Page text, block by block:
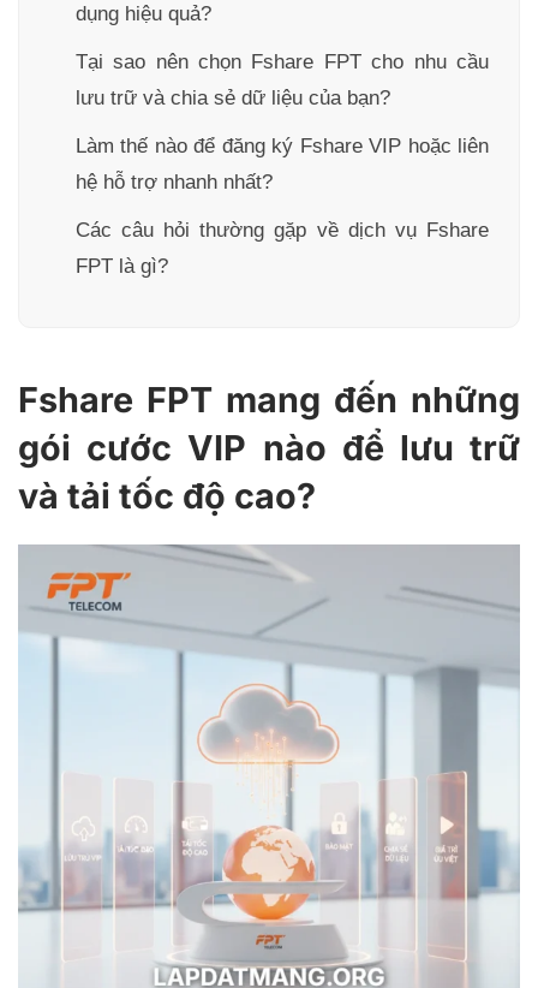
dụng hiệu quả?
Tại sao nên chọn Fshare FPT cho nhu cầu
lưu trữ và chia sẻ dữ liệu của bạn?
Làm thế nào để đăng ký Fshare VIP hoặc liên
hệ hỗ trợ nhanh nhất?
Các câu hỏi thường gặp về dịch vụ Fshare
FPT là gì?
Fshare FPT mang đến những
gói cước VIP nào để lưu trữ
và tải tốc độ cao?